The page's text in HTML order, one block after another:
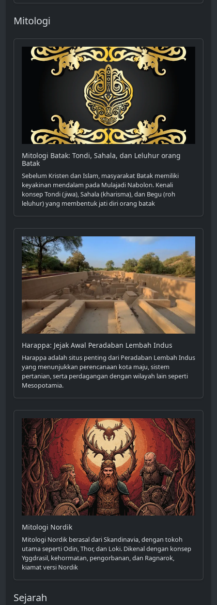
Mitologi
Mitologi Batak: Tondi, Sahala, dan Leluhur orang
Batak
Sebelum Kristen dan Islam, masyarakat Batak memiliki
keyakinan mendalam pada Mulajadi Nabolon. Kenali
konsep Tondi (jiwa), Sahala (kharisma), dan Begu (roh
leluhur) yang membentuk jati diri orang batak
Harappa: Jejak Awal Peradaban Lembah Indus
Harappa adalah situs penting dari Peradaban Lembah Indus
yang menunjukkan perencanaan kota maju, sistem
pertanian, serta perdagangan dengan wilayah lain seperti
Mesopotamia.
Mitologi Nordik
Mitologi Nordik berasal dari Skandinavia, dengan tokoh
utama seperti Odin, Thor, dan Loki. Dikenal dengan konsep
Yggdrasil, kehormatan, pengorbanan, dan Ragnarok,
kiamat versi Nordik
Sejarah